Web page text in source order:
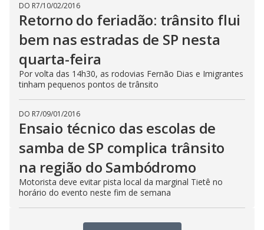
DO R7/10/02/2016
Retorno do feriadão: trânsito flui
bem nas estradas de SP nesta
quarta-feira
Por volta das 14h30, as rodovias Fernão Dias e Imigrantes
tinham pequenos pontos de trânsito
DO R7/09/01/2016
Ensaio técnico das escolas de
samba de SP complica trânsito
na região do Sambódromo
Motorista deve evitar pista local da marginal Tietê no
horário do evento neste fim de semana